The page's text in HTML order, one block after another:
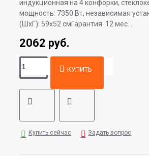
индукционная на 4 конфорки,
мощность: 7350 Вт, независимая
(ШхГ): 59x52 смГарантия: 12 мес. ..
2062 руб.
КУПИТЬ
Купить сейчас Задать вопрос